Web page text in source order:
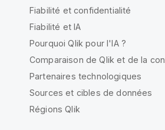
Fiabilité et confidentialité
Fiabilité et IA
Pourquoi Qlik pour l'IA ?
Comparaison de Qlik et de la
Partenaires technologiques
Sources et cibles de données
Régions Qlik